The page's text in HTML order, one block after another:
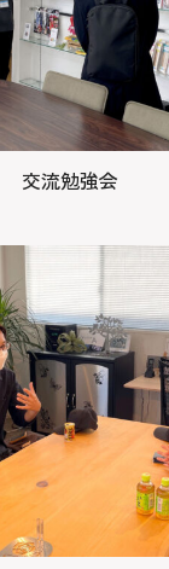
交流勉強会